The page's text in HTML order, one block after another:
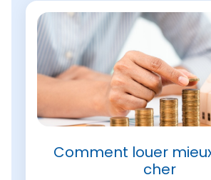
Comment louer
cher